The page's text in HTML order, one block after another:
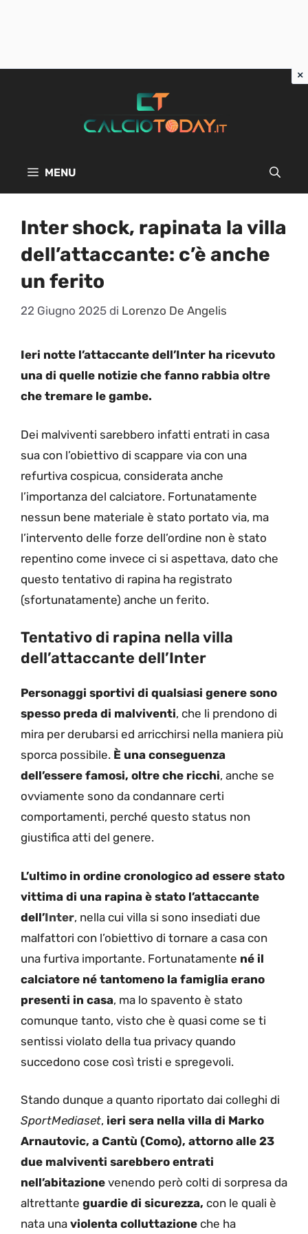
MENU
Inter shock, rapinata la villa
dell’attaccante: c’è anche
un ferito
22 Giugno 2025 di Lorenzo De Angelis
Ieri notte l’attaccante dell’Inter ha ricevuto
una di quelle notizie che fanno rabbia oltre
che tremare le gambe.
Dei malviventi sarebbero infatti entrati in casa
sua con l’obiettivo di scappare via con una
refurtiva cospicua, considerata anche
l’importanza del calciatore. Fortunatamente
nessun bene materiale è stato portato via, ma
l’intervento delle forze dell’ordine non è stato
repentino come invece ci si aspettava, dato che
questo tentativo di rapina ha registrato
(sfortunatamente) anche un ferito.
Tentativo di rapina nella villa
dell’attaccante dell’Inter
Personaggi sportivi di qualsiasi genere sono
spesso preda di malviventi, che li prendono di
mira per derubarsi ed arricchirsi nella maniera più
sporca possibile. È una conseguenza
dell’essere famosi, oltre che ricchi, anche se
ovviamente sono da condannare certi
comportamenti, perché questo status non
giustifica atti del genere.
L’ultimo in ordine cronologico ad essere stato
vittima di una rapina è stato l’attaccante
dell’Inter, nella cui villa si sono insediati due
malfattori con l’obiettivo di tornare a casa con
una furtiva importante. Fortunatamente né il
calciatore né tantomeno la famiglia erano
presenti in casa, ma lo spavento è stato
comunque tanto, visto che è quasi come se ti
sentissi violato della tua privacy quando
succedono cose così tristi e spregevoli.
Stando dunque a quanto riportato dai colleghi di
SportMediaset, ieri sera nella villa di Marko
Arnautovic, a Cantù (Como), attorno alle 23
due malviventi sarebbero entrati
nell’abitazione venendo però colti di sorpresa da
altrettante guardie di sicurezza, con le quali è
nata una violenta colluttazione che ha